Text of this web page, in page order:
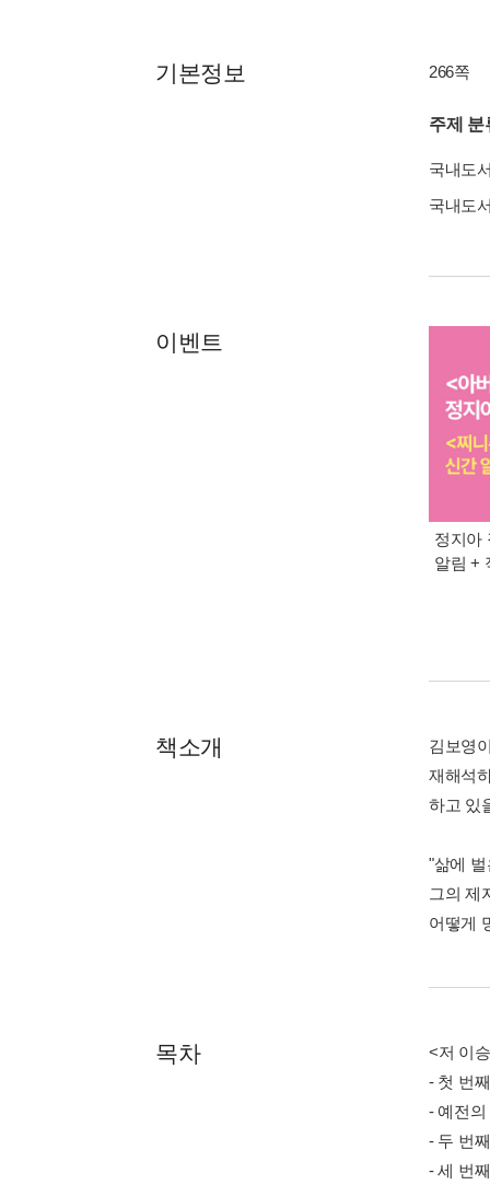
기본정보 266쪽
주제 분
국내도
국내도
이벤트
정지아
알림 +
책소개
김보영
재해석
하고 있
"삶에
그의 제
어떻게
목차
<저 이
- 첫 번
- 예전의
- 두 번
- 세 번